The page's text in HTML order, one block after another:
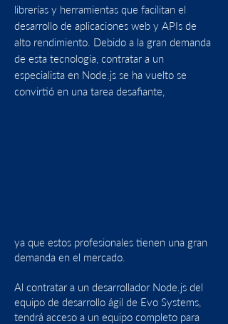
librerías y herramientas que facilitan el
desarrollo de aplicaciones web y APIs de
alto rendimiento. Debido a la gran demanda
de esta tecnología, contratar a un
especialista en Node.js se ha vuelto se
convirtió en una tarea desafiante,
ya que estos profesionales tienen una gran
demanda en el mercado.
Al contratar a un desarrollador Node.js del
equipo de desarrollo ágil de Evo Systems,
tendrá acceso a un equipo completo para